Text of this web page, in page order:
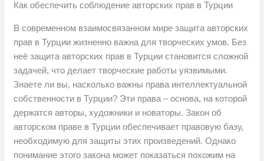
Как обеспечить соблюдение авторских прав в Турции
В современном взаимосвязанном мире защита авторских
прав в Турции жизненно важна для творческих умов. Без
неё защита авторских прав в Турции становится сложной
задачей, что делает творческие работы уязвимыми.
Знаете ли вы, насколько важны права интеллектуальной
собственности в Турции? Эти права – основа, на которой
держатся авторы, художники и новаторы. Закон об
авторском праве в Турции обеспечивает правовую базу,
необходимую для защиты этих произведений. Однако
понимание этого закона может показаться похожим на